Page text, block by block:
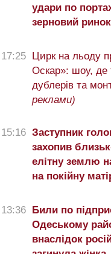
удари по
зерновий ринок
17:25
Цирк на льоду
Оскар»: шоу, де
дублерів та
реклами)
15:16 Заступник
захопив
елітну землю
на покійну
13:36
Били по
Одеському
внаслідок